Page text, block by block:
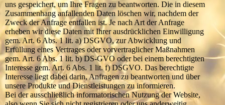
uns gespeichert, um Ihre Fragen zu beantworten. Die in diesem
Zusammenhang anfallenden Daten löschen wir, nachdem der
Zweck der Anfrage entfallen ist. Je nach Art der Anfrage
erheben wir diese Daten mit Ihrer ausdrücklichen Einwilligung
gem. Art. 6 Abs. 1 lit. a) DSGVO, zur Abwicklung und
Erfüllung eines Vertrages oder vorvertraglicher Maßnahmen
gem. Art. 6 Abs. 1 lit. b) DS-GVO oder bei einem berechtigten
Interesse gem. Art. 6 Abs. 1 lit. f) DSGVO. Das berechtigte
Interesse liegt dabei darin, Anfragen zu beantworten und über
unsere Produkte und Dienstleistungen zu informieren.
Bei der ausschließlich informatorischen Nutzung der Website,